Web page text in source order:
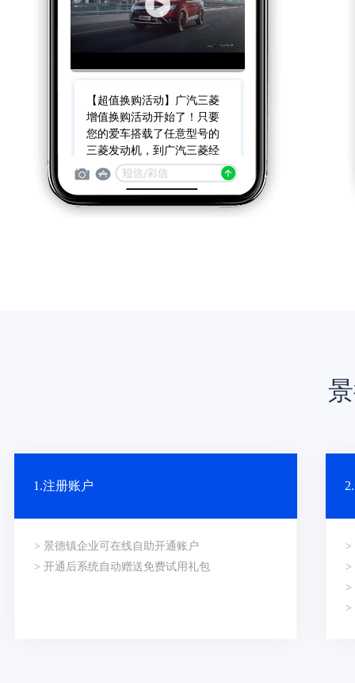
【超值换购活动】广汽三菱
增值换购活动开始了！只要
您的爱车搭载了任意型号的
三菱发动机，到广汽三菱经
销商置换可享10000元补贴，
购置税减半，4月30日前注册
还可抽取马歇尔无线蓝牙音
1.注册账户
> 景德镇企业可在线自助开通账户
> 开通后系统自动赠送免费试用礼包
>
>
>
>